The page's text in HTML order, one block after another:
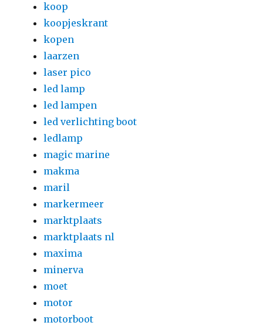
koop
koopjeskrant
kopen
laarzen
laser pico
led lamp
led lampen
led verlichting boot
ledlamp
magic marine
makma
maril
markermeer
marktplaats
marktplaats nl
maxima
minerva
moet
motor
motorboot